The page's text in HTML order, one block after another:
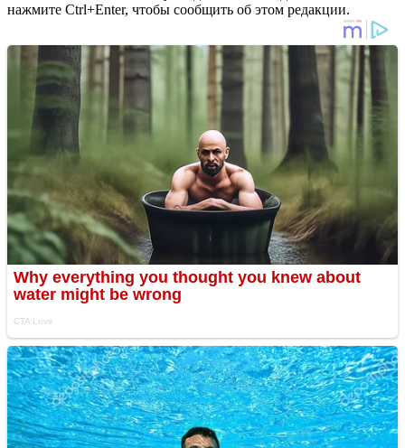
нажмите Ctrl+Enter, чтобы сообщить об этом редакции.